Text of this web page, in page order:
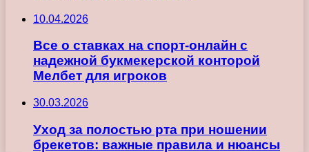
10.04.2026
Все о ставках на спорт-онлайн с
надежной букмекерской конторой
Мелбет для игроков
30.03.2026
Уход за полостью рта при ношении
брекетов: важные правила и нюансы